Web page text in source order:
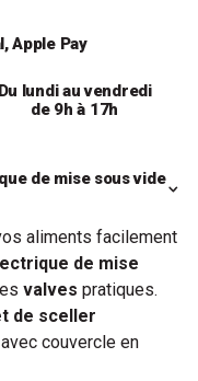
Apple Pay
Du lundi au vendredi
de 9h à 17h
de mise sous vide
aliments facilement
de mise
valves pratiques.
de sceller
avec couvercle en